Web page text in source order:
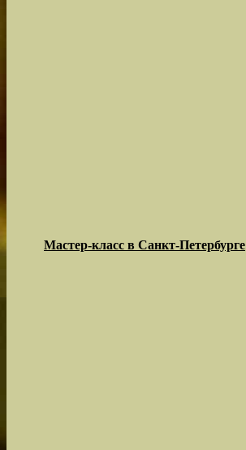
Мастер-класс в Санкт-Петербурге